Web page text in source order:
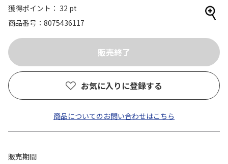
獲得ポイント： 32 pt
商品番号
8075436117
お気に入りに登録する
商品についてのお問い合わせはこちら
販売期間